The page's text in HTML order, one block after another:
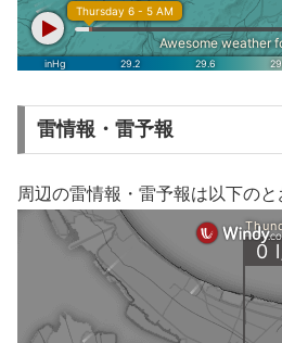
雷情報・雷予報
周辺の雷情報・雷予報は以下のと